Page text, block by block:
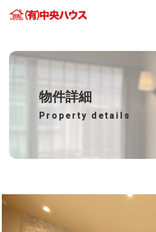
物件詳細
Property details